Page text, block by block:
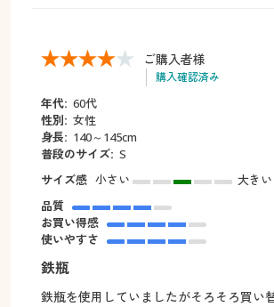
ご購入者様
購入確認済み
年代: 60代
性別: 女性
身長: 140～145cm
普段のサイズ: S
サイズ感 小さい
大きい
品質
お買い得感
使いやすさ
鉄瓶
鉄瓶を使用していましたがそろそろ買い